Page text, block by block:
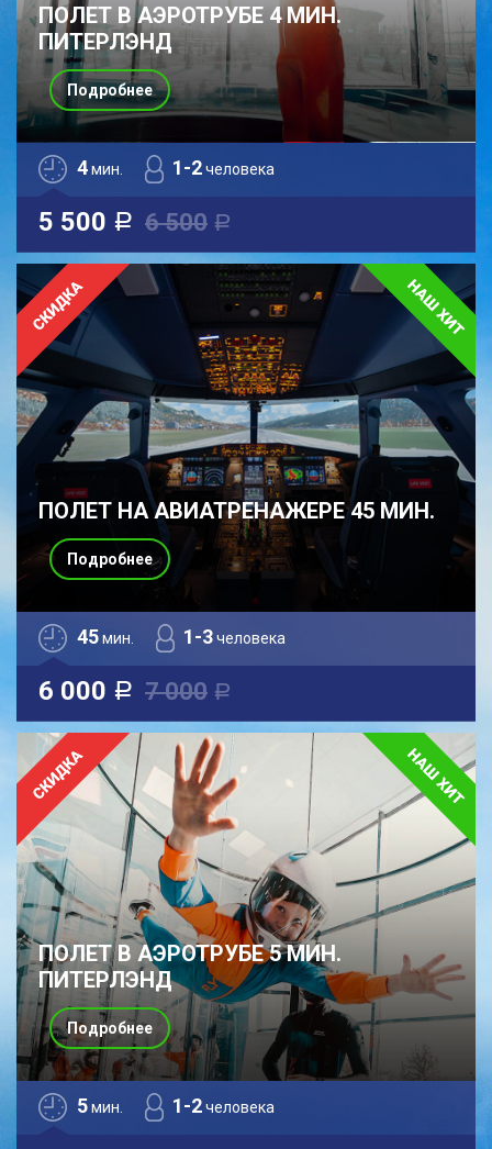
ПОЛЕТ В АЭРОТРУБЕ 4 МИН.
ПИТЕРЛЭНД
4мин. 1-2человека
5 500 a 6 500 a
Подробнее
ПОЛЕТ НА АВИАТРЕНАЖЕРЕ 45 МИН.
45мин. 1-3человека
6 000 a 7 000 a
Подробнее
ПОЛЕТ В АЭРОТРУБЕ 5 МИН.
ПИТЕРЛЭНД
5мин. 1-2человека
Подробнее